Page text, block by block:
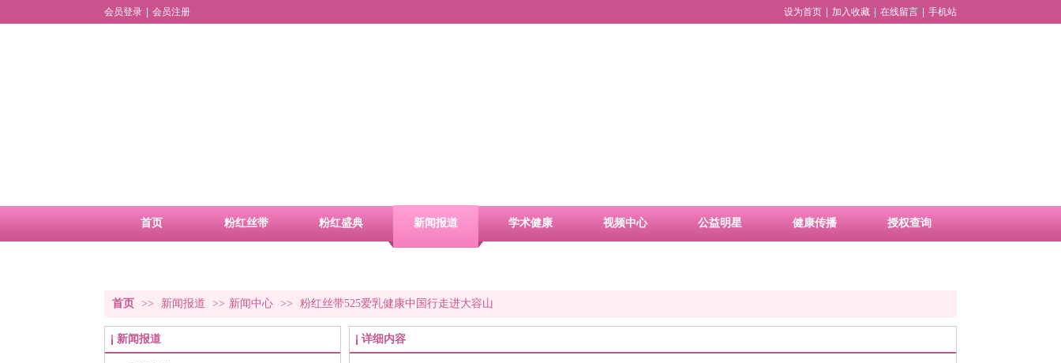
会员登录 会员注册 设为首页 加入收藏 在线留言 手机站
首页 粉红丝带 粉红盛典 新闻报道 学术健康 视频中心 公益明星 健康传播 授权查询
首页 >> 新闻报道 >> 新闻中心 >> 粉红丝带525爱乳健康中国行走进大容山
新闻报道 详细内容